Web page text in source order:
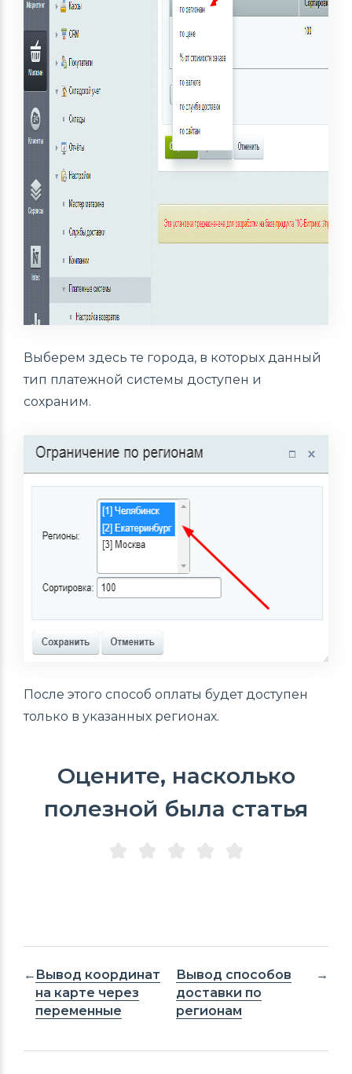
Выберем здесь те города, в которых данный
тип платежной системы доступен и
сохраним.
После этого способ оплаты будет доступен
только в указанных регионах.
Оцените, насколько
полезной была статья
Вывод координат
на карте через
переменные
Вывод способов
доставки по
регионам